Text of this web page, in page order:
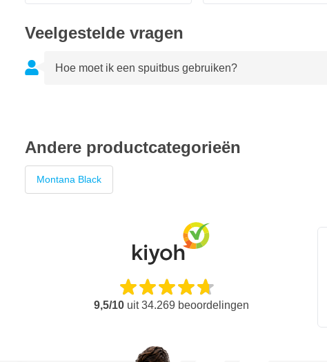
Veelgestelde vragen
Hoe moet ik een spuitbus gebruiken?
Andere productcategorieën
Montana Black
9,5/10uit34.269 beoordelingen